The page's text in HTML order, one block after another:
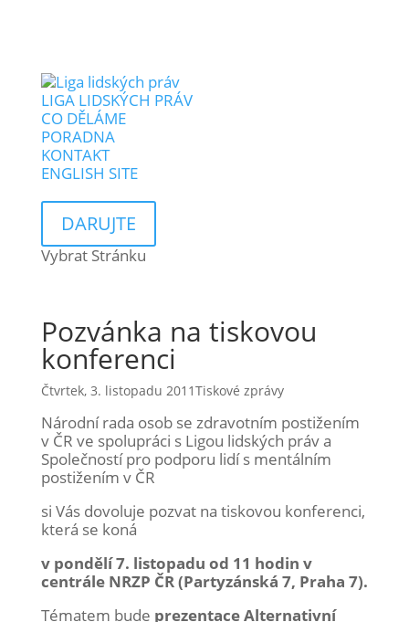
LIGA LIDSKÝCH PRÁV
CO DĚLÁME
PORADNA
KONTAKT
ENGLISH SITE
DARUJTE
Vybrat Stránku
Pozvánka na tiskovou
konferenci
Čtvrtek, 3. listopadu 2011Tiskové zprávy
Národní rada osob se zdravotním postižením
v ČR ve spolupráci s Ligou lidských práv a
Společností pro podporu lidí s mentálním
postižením v ČR
si Vás dovoluje pozvat na tiskovou konferenci,
která se koná
v pondělí 7. listopadu od 11 hodin v
centrále NRZP ČR (Partyzánská 7, Praha 7).
Tématem bude prezentace Alternativní